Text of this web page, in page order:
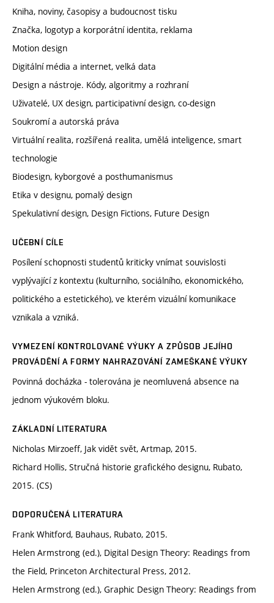
Kniha, noviny, časopisy a budoucnost tisku
Značka, logotyp a korporátní identita, reklama
Motion design
Digitální média a internet, velká data
Design a nástroje. Kódy, algoritmy a rozhraní
Uživatelé, UX design, participativní design, co-design
Soukromí a autorská práva
Virtuální realita, rozšířená realita, umělá inteligence, smart
technologie
Biodesign, kyborgové a posthumanismus
Etika v designu, pomalý design
Spekulativní design, Design Fictions, Future Design
UČEBNÍ CÍLE
Posílení schopnosti studentů kriticky vnímat souvislosti
vyplývající z kontextu (kulturního, sociálního, ekonomického,
politického a estetického), ve kterém vizuální komunikace
vznikala a vzniká.
VYMEZENÍ KONTROLOVANÉ VÝUKY A ZPŮSOB JEJÍHO
PROVÁDĚNÍ A FORMY NAHRAZOVÁNÍ ZAMEŠKANÉ VÝUKY
Povinná docházka - tolerována je neomluvená absence na
jednom výukovém bloku.
ZÁKLADNÍ LITERATURA
Nicholas Mirzoeff, Jak vidět svět, Artmap, 2015.
Richard Hollis, Stručná historie grafického designu, Rubato,
2015. (CS)
DOPORUČENÁ LITERATURA
Frank Whitford, Bauhaus, Rubato, 2015.
Helen Armstrong (ed.), Digital Design Theory: Readings from
the Field, Princeton Architectural Press, 2012.
Helen Armstrong (ed.), Graphic Design Theory: Readings from